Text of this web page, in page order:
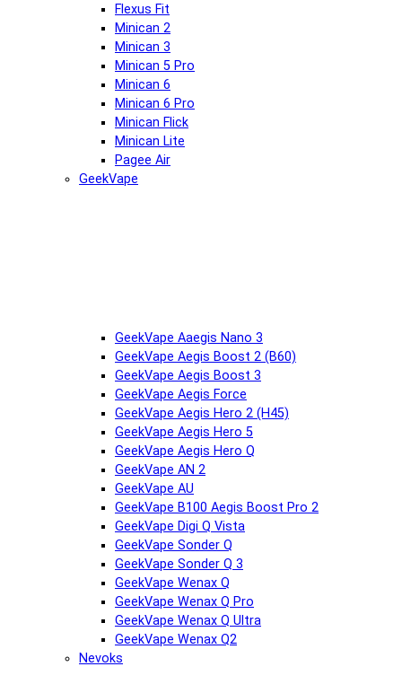
Flexus Fit
Minican 2
Minican 3
Minican 5 Pro
Minican 6
Minican 6 Pro
Minican Flick
Minican Lite
Pagee Air
GeekVape
GeekVape Aaegis Nano 3
GeekVape Aegis Boost 2 (B60)
GeekVape Aegis Boost 3
GeekVape Aegis Force
GeekVape Aegis Hero 2 (H45)
GeekVape Aegis Hero 5
GeekVape Aegis Hero Q
GeekVape AN 2
GeekVape AU
GeekVape B100 Aegis Boost Pro 2
GeekVape Digi Q Vista
GeekVape Sonder Q
GeekVape Sonder Q 3
GeekVape Wenax Q
GeekVape Wenax Q Pro
GeekVape Wenax Q Ultra
GeekVape Wenax Q2
Nevoks